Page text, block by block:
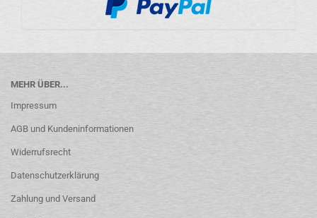
MEHR ÜBER...
Impressum
AGB und Kundeninformationen
Widerrufsrecht
Datenschutzerklärung
Zahlung und Versand